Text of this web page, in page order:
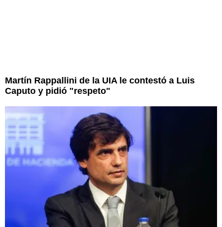
Martín Rappallini de la UIA le contestó a Luis
Caputo y pidió "respeto"